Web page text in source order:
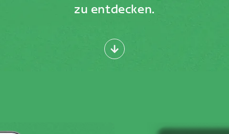
zu entdecken.